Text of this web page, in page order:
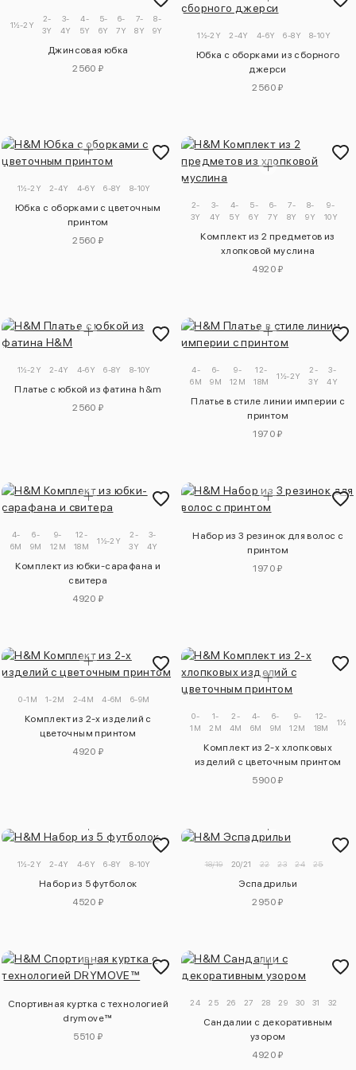
1½-2Y
2-
3Y
3-
4Y
4-
5Y
5-
6Y
6-
7Y
7-
8Y
8-
9Y
Джинсовая юбка
2560 ₽
1½-2Y 2-4Y 4-6Y 6-8Y 8-10Y
Юбка с оборками из сборного
джерси
2560 ₽
1½-2Y 2-4Y 4-6Y 6-8Y 8-10Y
Юбка с оборками с цветочным
принтом
2560 ₽
2-
3Y
3-
4Y
4-
5Y
5-
6Y
6-
7Y
7-
8Y
8-
9Y
9-
10Y
Комплект из 2 предметов из
хлопковой муслина
4920 ₽
1½-2Y 2-4Y 4-6Y 6-8Y 8-10Y
Платье с юбкой из фатина h&m
2560 ₽
4-
6M
6-
9M
9-
12M
12-
18M
1½-2Y
2-
3Y
3-
4Y
Платье в стиле линии империи с
принтом
1970 ₽
4-
6M
6-
9M
9-
12M
12-
18M
1½-2Y
2-
3Y
3-
4Y
Комплект из юбки-сарафана и
свитера
4920 ₽
Набор из 3 резинок для волос с
принтом
1970 ₽
0-1M 1-2M 2-4M 4-6M 6-9M
Комплект из 2-х изделий с
цветочным принтом
4920 ₽
0-
1M
1-
2M
2-
4M
4-
6M
6-
9M
9-
12M
12-
18M
1½-
Комплект из 2-х хлопковых
изделий с цветочным принтом
5900 ₽
1½-2Y 2-4Y 4-6Y 6-8Y 8-10Y
Набор из 5 футболок
4520 ₽
18/19 20/21 22 23 24 25
Эспадрильи
2950 ₽
Спортивная куртка с технологией
drymove™
5510 ₽
24 25 26 27 28 29 30 31 32
Сандалии с декоративным
узором
4920 ₽